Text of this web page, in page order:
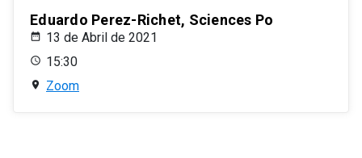
Eduardo Perez-Richet, Sciences Po
13 de Abril de 2021
15:30
Zoom